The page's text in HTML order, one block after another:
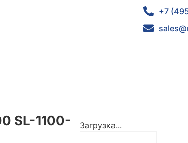
+7
SL-1100-
Загрузка...